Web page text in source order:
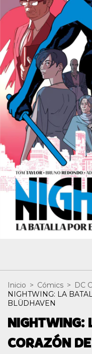
Inicio > Cómics > DC
NIGHTWING: LA
BLÜDHAVEN
NIGHTWING:
CORAZÓN